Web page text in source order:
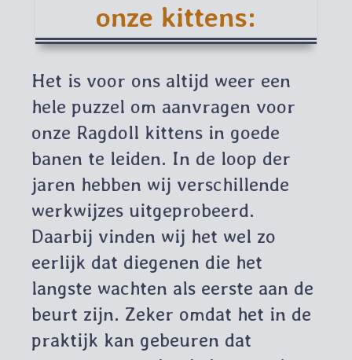
onze kittens:
Het is voor ons altijd weer een
hele puzzel om aanvragen voor
onze Ragdoll kittens in goede
banen te leiden. In de loop der
jaren hebben wij verschillende
werkwijzes uitgeprobeerd.
Daarbij vinden wij het wel zo
eerlijk dat diegenen die het
langste wachten als eerste aan de
beurt zijn. Zeker omdat het in de
praktijk kan gebeuren dat